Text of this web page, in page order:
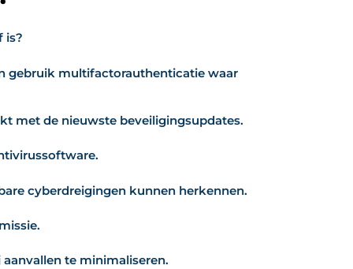
is?
gebruik multifactorauthenticatie waar
met de nieuwste beveiligingsupdates.
cyberdreigingen kunnen herkennen.
te minimaliseren.